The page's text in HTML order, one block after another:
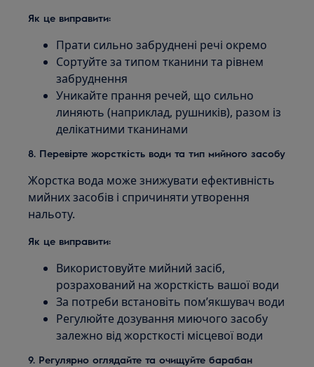
Як це виправити:
Прати сильно забруднені речі окремо
Сортуйте за типом тканини та рівнем
забруднення
Уникайте прання речей, що сильно
линяють (наприклад, рушників), разом із
делікатними тканинами
8. Перевірте жорсткість води та тип мийного засобу
Жорстка вода може знижувати ефективність
мийних засобів і спричиняти утворення
нальоту.
Як це виправити:
Використовуйте мийний засіб,
розрахований на жорсткість вашої води
За потреби встановіть пом’якшувач води
Регулюйте дозування миючого засобу
залежно від жорсткості місцевої води
9. Регулярно оглядайте та очищуйте барабан